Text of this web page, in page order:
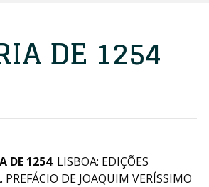
DE 1254
DE 1254. LISBOA: EDIÇÕES
DE JOAQUIM VERÍSSIMO